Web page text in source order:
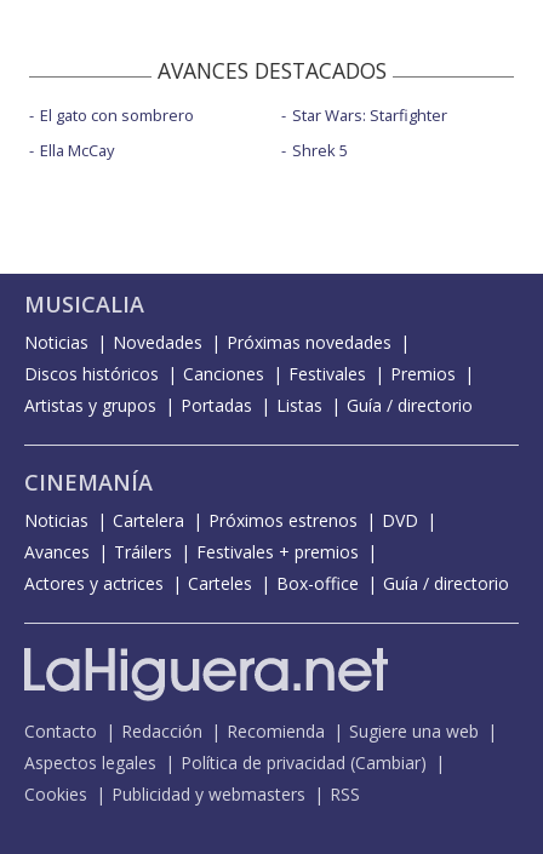
AVANCES DESTACADOS
El gato con sombrero
Ella McCay
Star Wars: Starfighter
Shrek 5
MUSICALIA
Noticias Novedades
Próximas novedades
Discos históricos
Canciones Festivales
Premios
Artistas y grupos
Portadas Listas Guía / directorio
CINEMANÍA
Noticias Cartelera Próximos estrenos
DVD
Avances
Tráilers
Festivales + premios
Actores y actrices
Carteles Box-office Guía / directorio
Contacto Redacción Recomienda
Sugiere una web
Aspectos legales
Política de privacidad (Cambiar)
Cookies
Publicidad y webmasters RSS